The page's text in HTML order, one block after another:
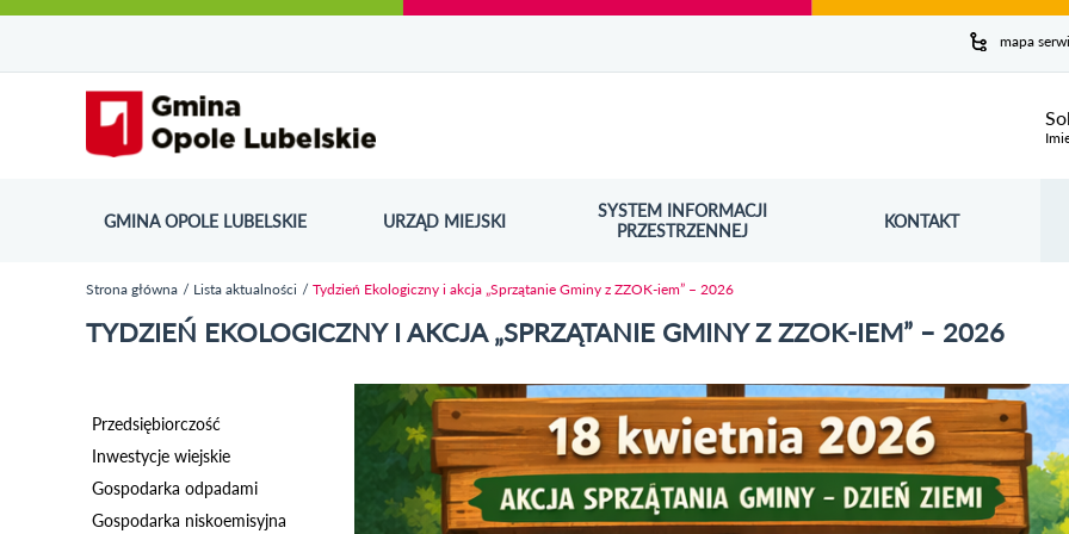
do
strony
do
menu
wyszukiwarki
ścieżki
nawigacyjnej
kategorii
aktualności
do
kalendarza
wydarzeń
do
galerii
do
stopki
mapa
GMINA OPOLE LUBELSKIE URZĄD MIEJSKI
SYSTEM INFORMACJI
PRZESTRZENNEJ
ODNOŚNIK OTWORZY SIĘ W NOWYM OKNIE KONTAKT
Jesteś tutaj
Strona główna Lista aktualności Tydzień Ekologiczny i akcja „Sprzątanie Gminy z ZZOK-iem” – 2026
TYDZIEŃ EKOLOGICZNY I AKCJA „SPRZĄTANIE GMINY Z ZZOK-IEM” – 2026
Przedsiębiorczość
Inwestycje wiejskie
Gospodarka odpadami
Gospodarka niskoemisyjna